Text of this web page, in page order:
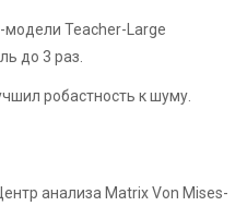
модели Teacher-Large
до 3 раз.
робастность к шуму.
анализа Matrix Von Mises-